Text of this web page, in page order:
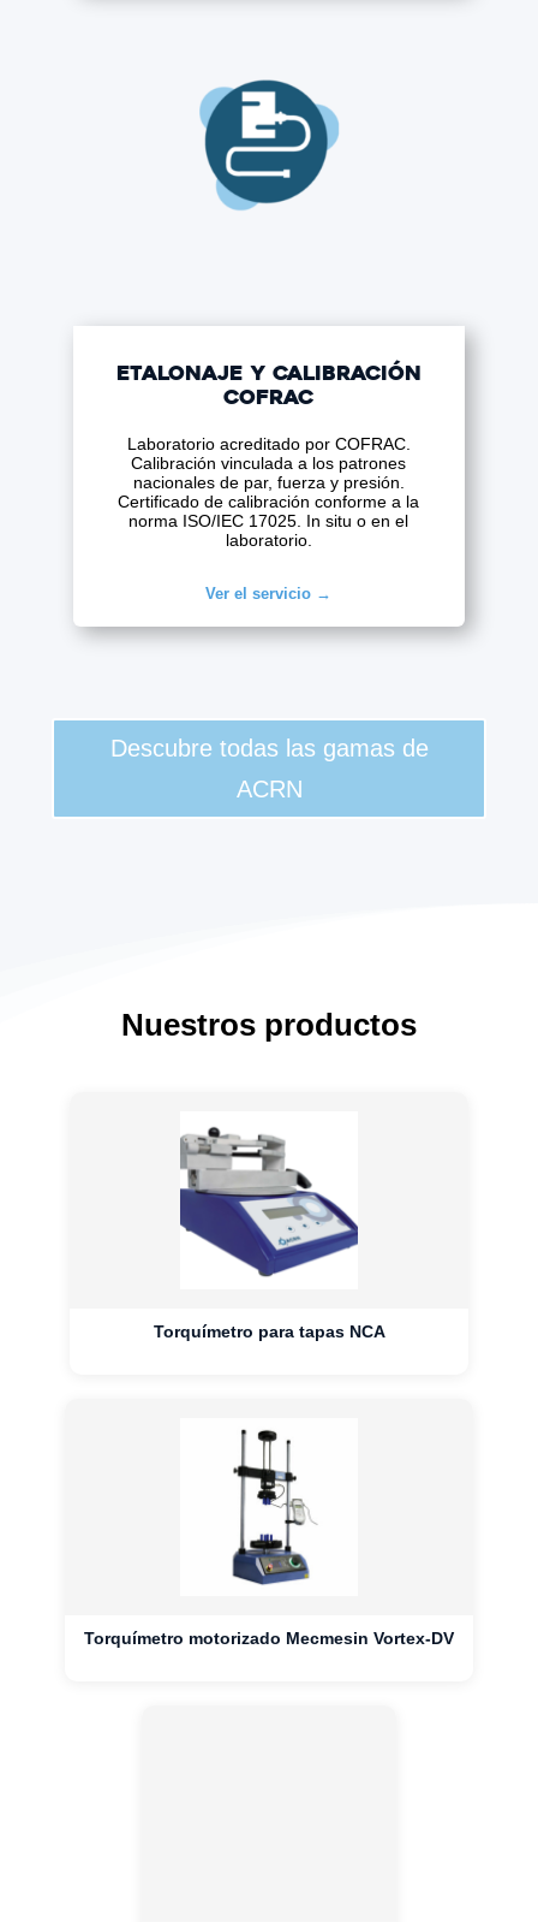
Etalonaje y calibración
COFRAC
Laboratorio acreditado por COFRAC.
Calibración vinculada a los patrones
nacionales de par, fuerza y presión.
Certificado de calibración conforme a la
norma ISO/IEC 17025. In situ o en el
laboratorio.
Ver el servicio →
Descubre todas las gamas de
ACRN
Nuestros productos
Torquímetro para tapas NCA
Torquímetro motorizado Mecmesin Vortex-DV